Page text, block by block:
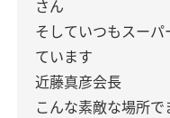
さん
そしていつもスー
ています
近藤真彦会長
こんな素敵な場所